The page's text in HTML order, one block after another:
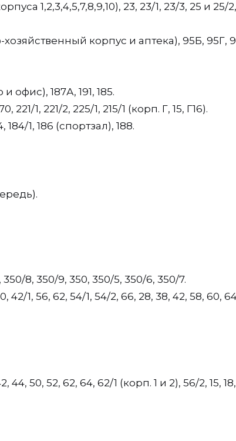
1,2,3,4,5,7,8,9,10), 23, 23/1, 23/3, 25 и 25/
корпус и аптека), 95Б, 95Г,
офис), 187А, 191, 185.
221/1, 221/2, 225/1, 215/1 (корп. Г, 15, Г16).
184/1, 186 (спортзал), 188.
350/8, 350/9, 350, 350/5, 350/6, 350/7.
42/1, 56, 62, 54/1, 54/2, 66, 28, 38, 42, 58, 60,
44, 50, 52, 62, 64, 62/1 (корп. 1 и 2), 56/2, 15,